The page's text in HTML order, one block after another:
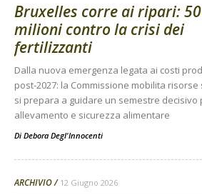
Bruxelles corre ai ripari:
milioni contro la crisi dei
fertilizzanti
Dalla nuova emergenza legata ai costi
post-2027: la Commissione mobilita
si prepara a guidare un semestre decisivo
allevamento e sicurezza alimentare
Di Debora Degl'Innocenti
ARCHIVIO 12 Giugno 2026